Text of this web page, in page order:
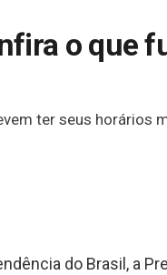
o que
ter seus horários
do Brasil, a